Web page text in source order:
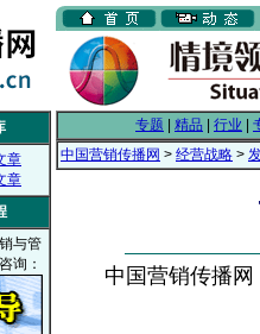
章
章
与管
询：
专题 精品 行业
中国营销传播网 > 经营战略 >
中国营销传播